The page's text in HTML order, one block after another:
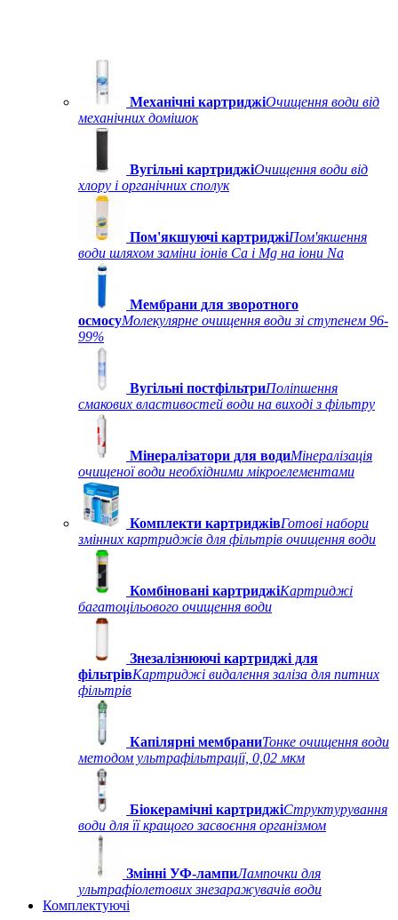
Механічні картриджіОчищення води від
механічних домішок
Вугільні картриджіОчищення води від
хлору і органічних сполук
Пом'якшуючі картриджіПом'якшення
води шляхом заміни іонів Ca і Mg на іони Na
Мембрани для зворотного
осмосуМолекулярне очищення води зі ступенем 96-
99%
Вугільні постфільтриПоліпшення
смакових властивостей води на виході з фільтру
Мінералізатори для водиМінералізація
очищеної води необхідними мікроелементами
Комплекти картриджівГотові набори
змінних картриджів для фільтрів очищення води
Комбіновані картриджіКартриджі
багатоцільового очищення води
Знезалізнюючі картриджі для
фільтрівКартриджі видалення заліза для питних
фільтрів
Капілярні мембраниТонке очищення води
методом ультрафільтрації, 0,02 мкм
Біокерамічні картриджіСтруктурування
води для її кращого засвоєння організмом
Змінні УФ-лампиЛампочки для
ультрафіолетових знезаражувачів води
Комплектуючі